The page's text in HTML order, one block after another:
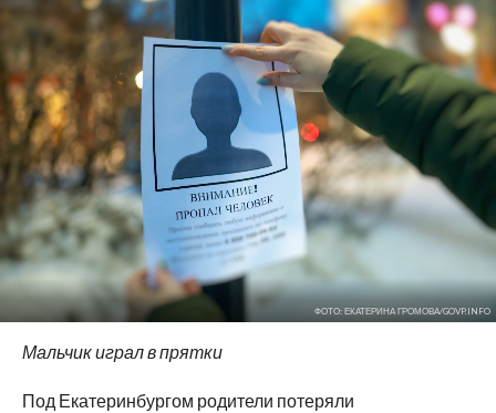
ФОТО: ЕКАТЕРИНА ГРОМОВА/GOVP.INFO
Мальчик играл в прятки
Под Екатеринбургом родители потеряли